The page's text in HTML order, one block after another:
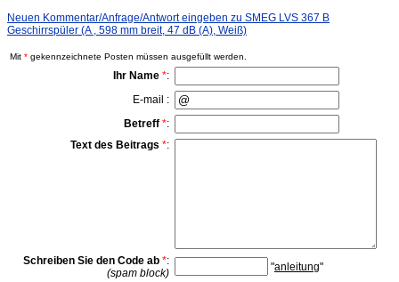
Neuen Kommentar/Anfrage/Antwort eingeben zu SMEG LVS 367 B
Geschirrspüler (A , 598 mm breit, 47 dB (A), Weiß)
Mit * gekennzeichnete Posten müssen ausgefüllt werden.
Ihr Name *:
E-mail :
Betreff *:
Text des Beitrags *:
Schreiben Sie den Code ab *:
(spam block)
"anleitung"